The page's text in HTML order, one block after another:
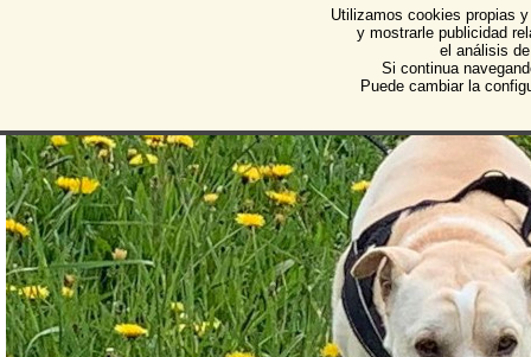
Protectora de Animales
Asociación Protectora de Animales y Plantas de
Utilizamos cookies propias
y mostrarle publicidad
el análisis
Si continua
Puede cambiar la